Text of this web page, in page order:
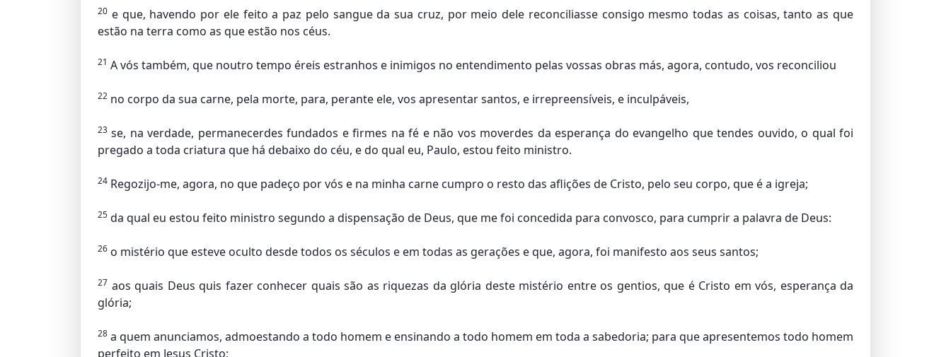
20 e que, havendo por ele feito a paz pelo sangue da sua cruz, por meio dele reconciliasse consigo mesmo todas as coisas, tanto as que
estão na terra como as que estão nos céus.
21 A vós também, que noutro tempo éreis estranhos e inimigos no entendimento pelas vossas obras más, agora, contudo, vos reconciliou
22 no corpo da sua carne, pela morte, para, perante ele, vos apresentar santos, e irrepreensíveis, e inculpáveis,
23 se, na verdade, permanecerdes fundados e firmes na fé e não vos moverdes da esperança do evangelho que tendes ouvido, o qual foi
pregado a toda criatura que há debaixo do céu, e do qual eu, Paulo, estou feito ministro.
24 Regozijo-me, agora, no que padeço por vós e na minha carne cumpro o resto das aflições de Cristo, pelo seu corpo, que é a igreja;
25 da qual eu estou feito ministro segundo a dispensação de Deus, que me foi concedida para convosco, para cumprir a palavra de Deus:
26 o mistério que esteve oculto desde todos os séculos e em todas as gerações e que, agora, foi manifesto aos seus santos;
27 aos quais Deus quis fazer conhecer quais são as riquezas da glória deste mistério entre os gentios, que é Cristo em vós, esperança da
glória;
28 a quem anunciamos, admoestando a todo homem e ensinando a todo homem em toda a sabedoria; para que apresentemos todo homem
perfeito em Jesus Cristo;